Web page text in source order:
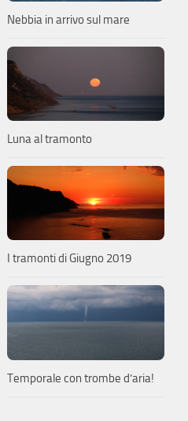
Nebbia in arrivo sul mare
Luna al tramonto
I tramonti di Giugno 2019
Temporale con trombe d’aria!